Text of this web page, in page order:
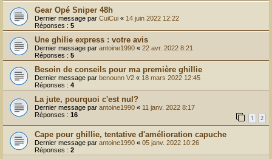
Gear Opé Sniper 48h
Dernier message par CuiCui « 14 juin 2022 12:22
Réponses : 5
Une ghilie express : votre avis
Dernier message par antoine1990 « 22 avr. 2022 8:21
Réponses : 5
Besoin de conseils pour ma première ghillie
Dernier message par benounn V2 « 18 mars 2022 12:45
Réponses : 4
La jute, pourquoi c'est nul?
Dernier message par antoine1990 « 11 janv. 2022 8:17
Réponses : 16 1 2
Cape pour ghillie, tentative d'amélioration capuche
Dernier message par antoine1990 « 05 janv. 2022 10:26
Réponses : 2